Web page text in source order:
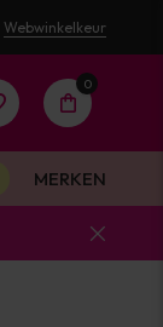
Webwinkelkeur
0
MERKEN